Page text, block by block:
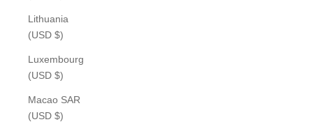
Lithuania
(USD $)
Luxembourg
(USD $)
Macao SAR
(USD $)